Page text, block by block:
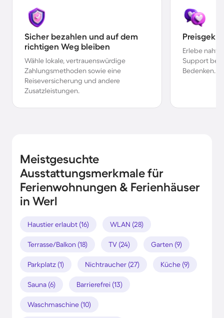
Sicher bezahlen und auf dem
richtigen Weg bleiben
Wähle lokale, vertrauenswürdige
Zahlungsmethoden sowie eine
Reiseversicherung und andere
Zusatzleistungen.
Erlebe
Support bei
Bedenken.
Meistgesuchte
Ausstattungsmerkmale für
Ferienwohnungen & Ferienhäuser
in Werl
Haustier erlaubt (16) WLAN (28)
Terrasse/Balkon (18) TV (24) Garten (9)
Parkplatz (1) Nichtraucher (27) Küche (9)
Sauna (6) Barrierefrei (13)
Waschmaschine (10)